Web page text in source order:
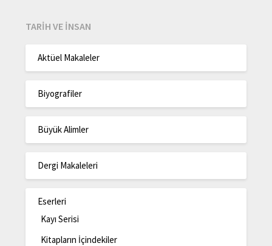
TARIH VE İNSAN
Aktüel Makaleler
Biyografiler
Büyük Alimler
Dergi Makaleleri
Eserleri
Kayı Serisi
Kitapların İçindekiler